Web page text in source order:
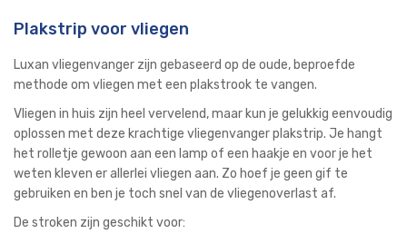
Plakstrip voor vliegen
Luxan vliegenvanger zijn gebaseerd op de oude, beproefde
methode om vliegen met een plakstrook te vangen.
Vliegen in huis zijn heel vervelend, maar kun je gelukkig eenvoudig
oplossen met deze krachtige vliegenvanger plakstrip. Je hangt
het rolletje gewoon aan een lamp of een haakje en voor je het
weten kleven er allerlei vliegen aan. Zo hoef je geen gif te
gebruiken en ben je toch snel van de vliegenoverlast af.
De stroken zijn geschikt voor: